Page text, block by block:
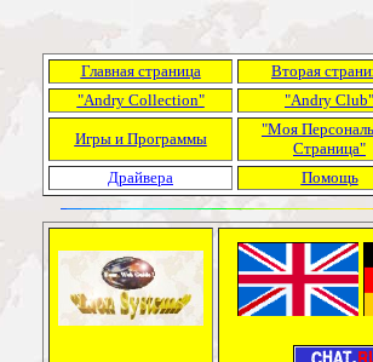
Главная страница
Вторая
"Andry Collection"
"Andry Club"
Игры и Программы
"Моя
Страница"
Драйвера
Помощь